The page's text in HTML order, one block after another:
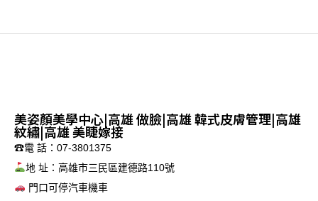
美姿顏美學中心|高雄 做臉|高雄 韓式皮膚管理|高雄
紋繡|高雄 美睫嫁接
☎電 話：07-3801375
地 址：高雄市三民區建德路110號
門口可停汽車機車